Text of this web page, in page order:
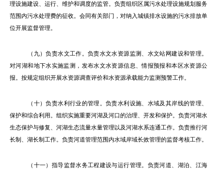
理设施建设、运行、维护和调度的监管。负责组织区属污水处理设施规划服务
范围内污水处理费的征收。会同有关部门，对纳入城镇排水设施的污水排放单
位开展监督管理。
（九）负责水文工作。负责水文水资源监测、水文站网建设和管理。
对河湖和地下水实施监测，发布水文水资源信息、情报预报和本区水资源公
报。按规定组织开展水资源调查评价和水资源承载能力监测预警工作。
（十）负责水利行业的管理。负责水利设施、水域及其岸线的管理、
保护和综合利用。组织实施重要河湖及河口的治理、开发和保护。负责河湖水
生态保护与修复、河湖生态流量水量管理以及河湖水系连通工作。负责推行河
长制、湖长制工作。负责河道管理范围内水域岸域长效管理的监督考核工作。
（十一）指导监督水务工程建设与运行管理。负责河道、湖泊、江海